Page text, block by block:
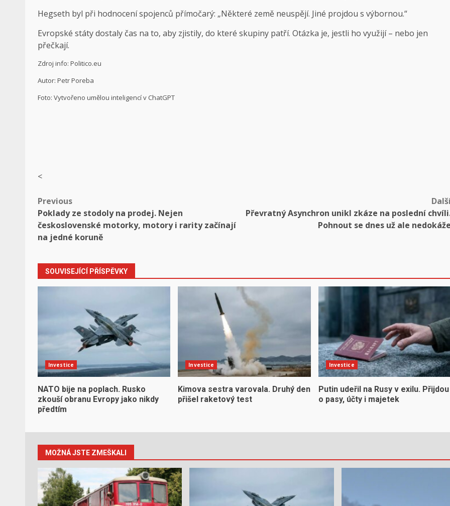
Hegseth byl při hodnocení spojenců přímočarý: „Některé země neuspějí. Jiné projdou s výbornou.“
Evropské státy dostaly čas na to, aby zjistily, do které skupiny patří. Otázka je, jestli ho využijí – nebo jen
přečkají.
Zdroj info: Politico.eu
Autor: Petr Poreba
Foto: Vytvořeno umělou inteligencí v ChatGPT
<
Post
navigation
Previous
Poklady ze stodoly na prodej. Nejen
československé motorky, motory i rarity začínají
na jedné koruně
Převratný Asynchron unikl zkáze na poslední
Pohnout se dnes už ale
SOUVISEJÍCÍ PŘÍSPĚVKY
Investice
NATO bije na poplach. Rusko
zkouší obranu Evropy jako nikdy
předtím
Investice
Kimova sestra varovala. Druhý den
přišel raketový test
Investice
Putin udeřil na Rusy v exilu. Přijdou
o pasy, účty i majetek
MOŽNÁ JSTE ZMEŠKALI